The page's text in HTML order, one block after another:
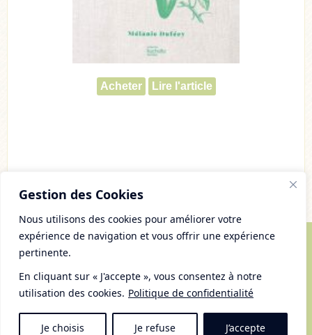
Gestion des Cookies
Nous utilisons des cookies pour améliorer votre
expérience de navigation et vous offrir une expérience
pertinente.
En cliquant sur « J'accepte », vous consentez à notre
utilisation des cookies. Politique de confidentialité
Je choisis Je refuse J’accepte
Acheter Lire l'article
Tous droits réservés
Plan du Site
RSS
Haut du site